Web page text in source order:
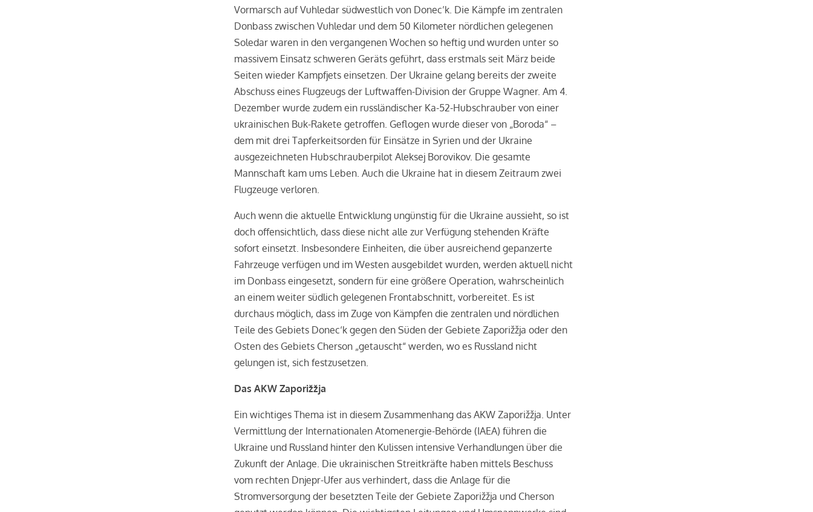
Vormarsch auf Vuhledar südwestlich von Donec’k. Die Kämpfe im zentralen
Donbass zwischen Vuhledar und dem 50 Kilometer nördlichen gelegenen
Soledar waren in den vergangenen Wochen so heftig und wurden unter so
massivem Einsatz schweren Geräts geführt, dass erstmals seit März beide
Seiten wieder Kampfjets einsetzen. Der Ukraine gelang bereits der zweite
Abschuss eines Flugzeugs der Luftwaffen-Division der Gruppe Wagner. Am 4.
Dezember wurde zudem ein russländischer Ka-52-Hubschrauber von einer
ukrainischen Buk-Rakete getroffen. Geflogen wurde dieser von „Boroda“ –
dem mit drei Tapferkeitsorden für Einsätze in Syrien und der Ukraine
ausgezeichneten Hubschrauberpilot Aleksej Borovikov. Die gesamte
Mannschaft kam ums Leben. Auch die Ukraine hat in diesem Zeitraum zwei
Flugzeuge verloren.
Auch wenn die aktuelle Entwicklung ungünstig für die Ukraine aussieht, so ist
doch offensichtlich, dass diese nicht alle zur Verfügung stehenden Kräfte
sofort einsetzt. Insbesondere Einheiten, die über ausreichend gepanzerte
Fahrzeuge verfügen und im Westen ausgebildet wurden, werden aktuell nicht
im Donbass eingesetzt, sondern für eine größere Operation, wahrscheinlich
an einem weiter südlich gelegenen Frontabschnitt, vorbereitet. Es ist
durchaus möglich, dass im Zuge von Kämpfen die zentralen und nördlichen
Teile des Gebiets Donec‘k gegen den Süden der Gebiete Zaporižžja oder den
Osten des Gebiets Cherson „getauscht“ werden, wo es Russland nicht
gelungen ist, sich festzusetzen.
Das AKW Zaporižžja
Ein wichtiges Thema ist in diesem Zusammenhang das AKW Zaporižžja. Unter
Vermittlung der Internationalen Atomenergie-Behörde (IAEA) führen die
Ukraine und Russland hinter den Kulissen intensive Verhandlungen über die
Zukunft der Anlage. Die ukrainischen Streitkräfte haben mittels Beschuss
vom rechten Dnjepr-Ufer aus verhindert, dass die Anlage für die
Stromversorgung der besetzten Teile der Gebiete Zaporižžja und Cherson